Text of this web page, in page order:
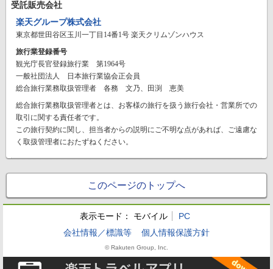
受託販売会社
楽天グループ株式会社
東京都世田谷区玉川一丁目14番1号 楽天クリムゾンハウス
旅行業登録番号
観光庁長官登録旅行業 第1964号
一般社団法人 日本旅行業協会正会員
総合旅行業務取扱管理者 各務 文乃、田渕 恵美
総合旅行業務取扱管理者とは、お客様の旅行を扱う旅行会社・営業所での
取引に関する責任者です。
この旅行契約に関し、担当者からの説明にご不明な点があれば、ご遠慮な
く取扱管理者におたずねください。
このページのトップへ
表示モード： モバイル
PC
会社情報／標識等
個人情報保護方針
© Rakuten Group, Inc.